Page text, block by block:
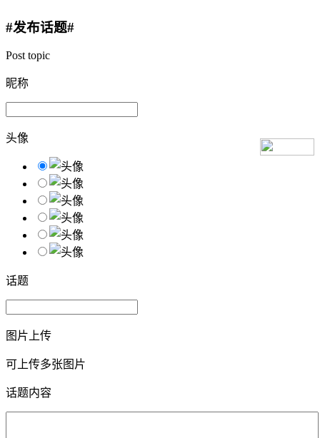
#发布话题#
Post topic
昵称
头像
话题
图片上传
可上传多张图片
话题内容